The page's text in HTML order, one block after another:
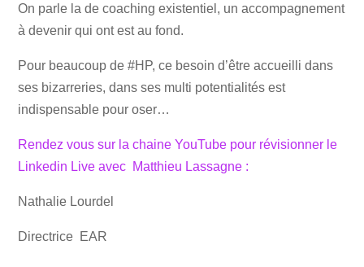
On parle la de coaching existentiel, un accompagnement
à devenir qui ont est au fond.
Pour beaucoup de #HP, ce besoin d’être accueilli dans
ses bizarreries, dans ses multi potentialités est
indispensable pour oser…
Rendez vous sur la chaine YouTube pour révisionner le
Linkedin Live avec Matthieu Lassagne :
Nathalie Lourdel
Directrice EAR